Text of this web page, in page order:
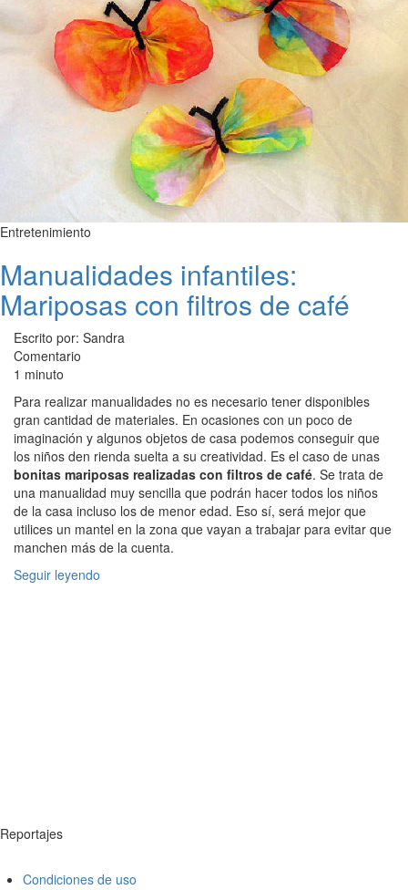
Entretenimiento
Manualidades infantiles:
Mariposas con filtros de café
Escrito por: Sandra
Comentario
1 minuto
Para realizar manualidades no es necesario tener disponibles
gran cantidad de materiales. En ocasiones con un poco de
imaginación y algunos objetos de casa podemos conseguir que
los niños den rienda suelta a su creatividad. Es el caso de unas
bonitas mariposas realizadas con filtros de café. Se trata de
una manualidad muy sencilla que podrán hacer todos los niños
de la casa incluso los de menor edad. Eso sí, será mejor que
utilices un mantel en la zona que vayan a trabajar para evitar que
manchen más de la cuenta.
Seguir leyendo
Reportajes
Condiciones de uso